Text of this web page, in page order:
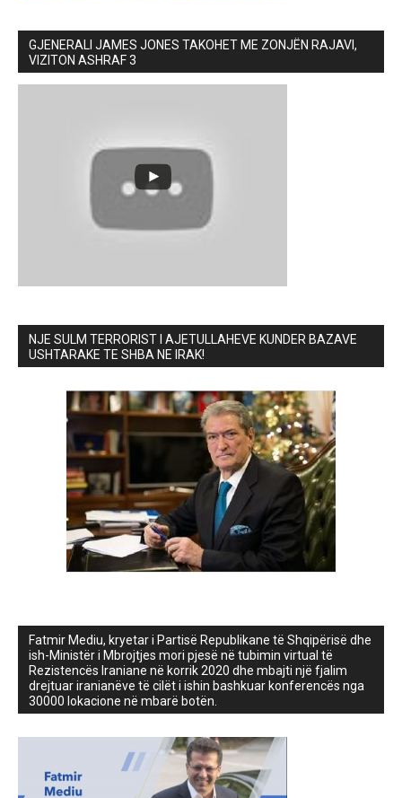
GJENERALI JAMES JONES TAKOHET ME ZONJËN RAJAVI,
VIZITON ASHRAF 3
NJE SULM TERRORIST I AJETULLAHEVE KUNDER BAZAVE
USHTARAKE TE SHBA NE IRAK!
Fatmir Mediu, kryetar i Partisë Republikane të Shqipërisë dhe
ish-Ministër i Mbrojtjes mori pjesë në tubimin virtual të
Rezistencës Iraniane në korrik 2020 dhe mbajti një fjalim
drejtuar iranianëve të cilët i ishin bashkuar konferencës nga
30000 lokacione në mbarë botën.